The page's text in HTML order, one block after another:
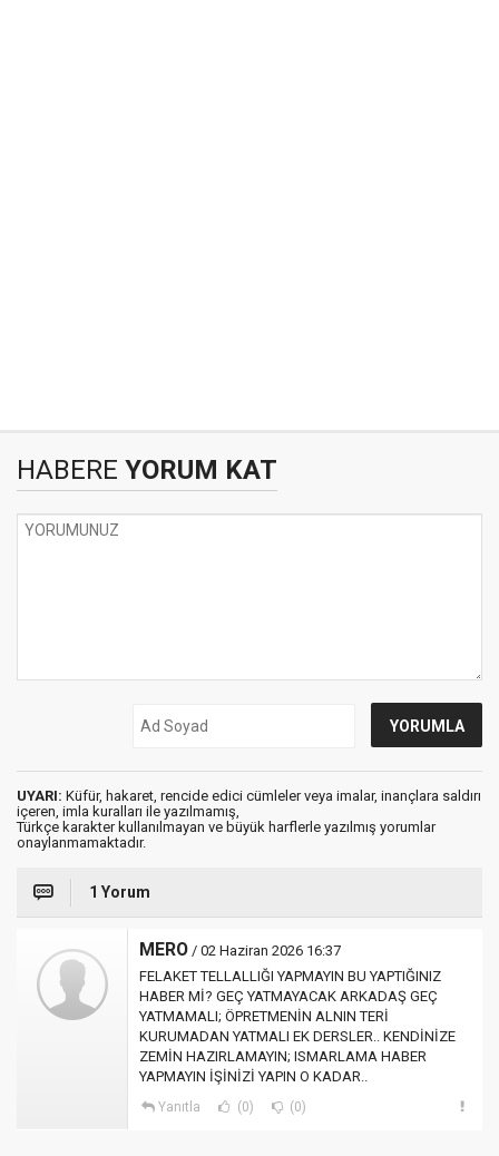
HABERE YORUM KAT
UYARI: Küfür, hakaret, rencide edici cümleler veya imalar, inançlara saldırı
içeren, imla kuralları ile yazılmamış,
Türkçe karakter kullanılmayan ve büyük harflerle yazılmış yorumlar
onaylanmamaktadır.
1 Yorum
MERO / 02 Haziran 2026 16:37
FELAKET TELLALLIĞI YAPMAYIN BU YAPTIĞINIZ
HABER Mİ? GEÇ YATMAYACAK ARKADAŞ GEÇ
YATMAMALI; ÖPRETMENİN ALNIN TERİ
KURUMADAN YATMALI EK DERSLER.. KENDİNİZE
ZEMİN HAZIRLAMAYIN; ISMARLAMA HABER
YAPMAYIN İŞİNİZİ YAPIN O KADAR..
Yanıtla (0) (0)